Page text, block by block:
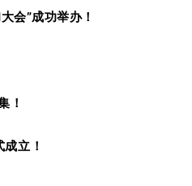
会”成功举办！
！
立！